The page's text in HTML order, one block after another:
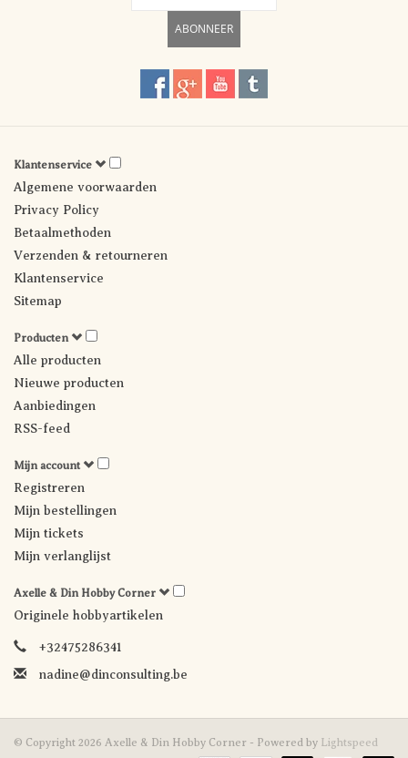
ABONNEER
Klantenservice
Algemene voorwaarden
Privacy Policy
Betaalmethoden
Verzenden & retourneren
Klantenservice
Sitemap
Producten
Alle producten
Nieuwe producten
Aanbiedingen
RSS-feed
Mijn account
Registreren
Mijn bestellingen
Mijn tickets
Mijn verlanglijst
Axelle & Din Hobby Corner
Originele hobbyartikelen
+32475286341
nadine@dinconsulting.be
© Copyright 2026 Axelle & Din Hobby Corner - Powered by Lightspeed